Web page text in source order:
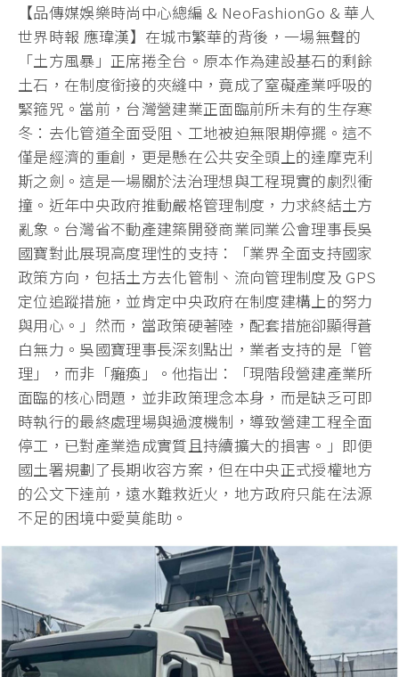
【品傳媒娛樂時尚中心總編 & NeoFashionGo & 華人
世界時報 應瑋漢】在城市繁華的背後，一場無聲的
「土方風暴」正席捲全台。 原本作為建設基石的剩餘
土石，在制度銜接的夾縫中， 竟成了窒礙產業呼吸的
緊箍咒。當前， 台灣營建業正面臨前所未有的生存寒
冬：去化管道全面受阻、 工地被迫無限期停擺。這不
僅是經濟的重創， 更是懸在公共安全頭上的達摩克利
斯之劍。 這是一場關於法治理想與工程現實的劇烈衝
撞。 近年中央政府推動嚴格管理制度，力求終結土方
亂象。 台灣省不動產建築開發商業同業公會理事長吳
國寶對此展現高度理性的支持：「業界全面支持國家
政策方向，包括土方去化管制、 流向管理制度及 GPS
定位追蹤措施，並肯定中央政府在制度建構上的努力
與用心。」 然而，當政策硬著陸，配套措施卻顯得蒼
白無力。 吳國寶理事長深刻點出，業者支持的是「管
理」，而非「癱瘓」。他指出：「現階段營建產業所
面臨的核心問題，並非政策理念本身， 而是缺乏可即
時執行的最終處理場與過渡機制，導致營建工程全面
停工，已對產業造成實質且持續擴大的損害。」 即便
國土署規劃了長期收容方案，但在中央正式授權地方
的公文下達前，遠水難救近火， 地方政府只能在法源
不足的困境中愛莫能助。